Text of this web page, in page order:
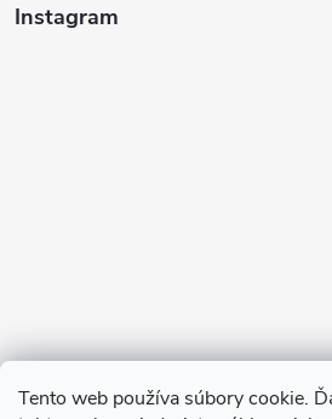
Tento web používa súbory cookie.
Instagram